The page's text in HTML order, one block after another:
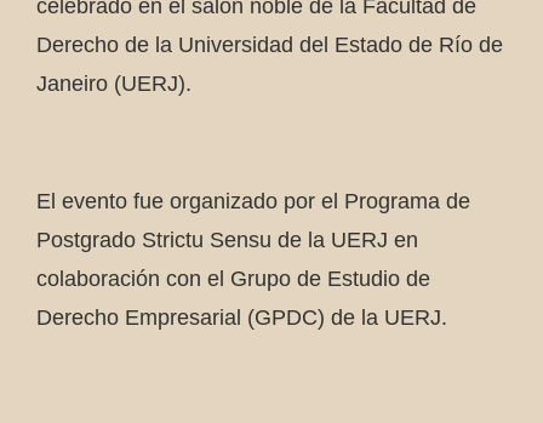
celebrado en el salón noble de la Facultad de
Derecho de la Universidad del Estado de Río de
Janeiro (UERJ).
El evento fue organizado por el Programa de
Postgrado Strictu Sensu de la UERJ en
colaboración con el Grupo de Estudio de
Derecho Empresarial (GPDC) de la UERJ.